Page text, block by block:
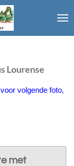
Lourense
volgende foto,
met